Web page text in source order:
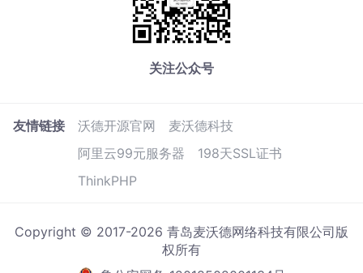
关注公众号
友情链接 沃德开源官网
麦沃德科技
阿里云99元服务器
198天SSL证书
ThinkPHP
Copyright © 2017-2026 青岛麦沃德网络科技有限公司版
权所有